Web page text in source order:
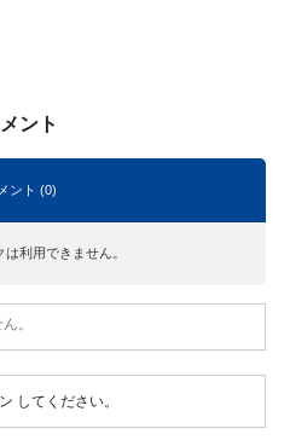
ント
ント (0)
は利用できません。
。
してください。